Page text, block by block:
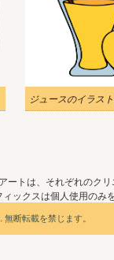
ートは、それぞれのク
ックスは個人使用のみ
断転載を禁じます。